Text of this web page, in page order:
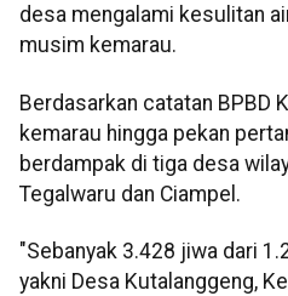
desa mengalami kesulitan
musim kemarau.
Berdasarkan catatan BPBD
kemarau hingga pekan
berdampak di tiga desa
Tegalwaru dan Ciampel.
"Sebanyak 3.428 jiwa dari
yakni Desa Kutalanggeng,